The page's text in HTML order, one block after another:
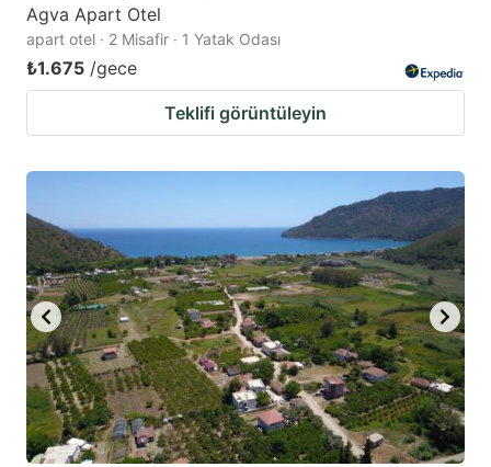
Agva Apart Otel
apart otel · 2 Misafir · 1 Yatak Odası
₺1.675 /gece
Teklifi görüntüleyin